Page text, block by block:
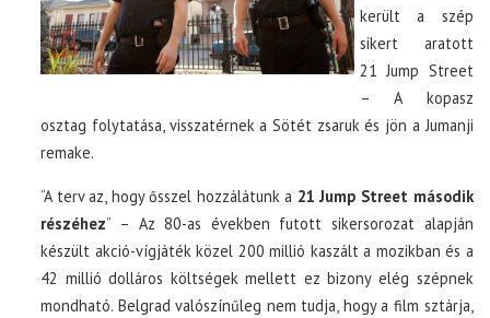
került a szép
sikert aratott
21 Jump Street
– A kopasz
osztag folytatása, visszatérnek a Sötét zsaruk és jön a Jumanji
remake.
“A terv az, hogy ősszel hozzálátunk a 21 Jump Street második
részéhez” – Az 80-as években futott sikersorozat alapján
készült akció-vígjáték közel 200 millió kaszált a mozikban és a
42 millió dolláros költségek mellett ez bizony elég szépnek
mondható. Belgrad valószínűleg nem tudja, hogy a film sztárja,